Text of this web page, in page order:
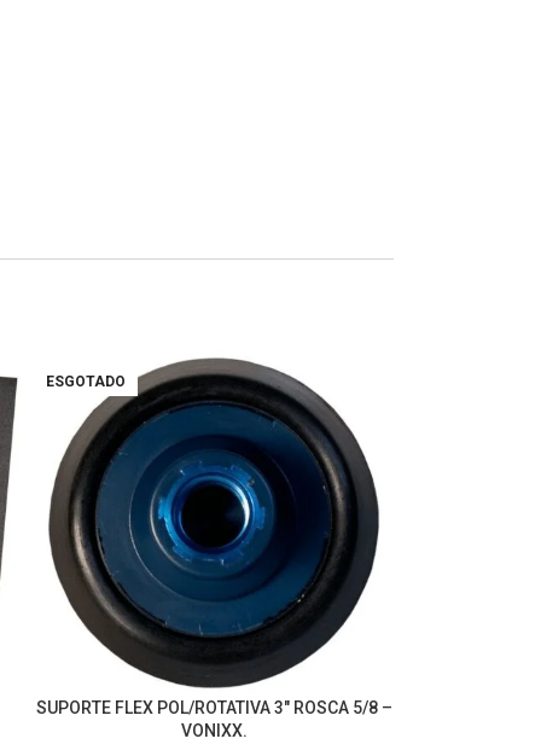
ESGOTADO
LEIA MAIS
SUPORTE FLEX POL/ROTATIVA 3″ ROSCA 5/8 –
VONIXX.